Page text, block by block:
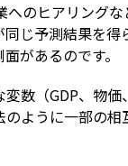
のヒアリング
じ予測結果を
があるのです。
数（GDP、物
ように一部の相